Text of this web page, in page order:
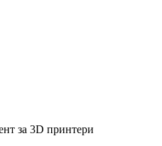
за 3D принтери